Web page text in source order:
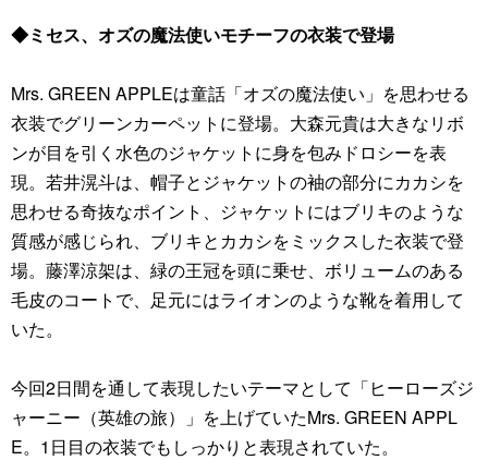
◆ミセス、オズの魔法使いモチーフの衣装で登場
Mrs. GREEN APPLEは童話「オズの魔法使い」を思わせる
衣装でグリーンカーペットに登場。大森元貴は大きなリボ
ンが目を引く水色のジャケットに身を包みドロシーを表
現。若井滉斗は、帽子とジャケットの袖の部分にカカシを
思わせる奇抜なポイント、ジャケットにはブリキのような
質感が感じられ、ブリキとカカシをミックスした衣装で登
場。藤澤涼架は、緑の王冠を頭に乗せ、ボリュームのある
毛皮のコートで、足元にはライオンのような靴を着用して
いた。
今回2日間を通して表現したいテーマとして「ヒーローズジ
ャーニー（英雄の旅）」を上げていたMrs. GREEN APPL
E。1日目の衣装でもしっかりと表現されていた。